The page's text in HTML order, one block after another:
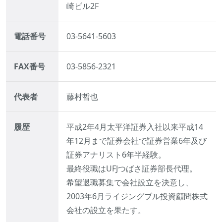
崎ビル2F
電話番号 03-5641-5603
FAX番号 03-5856-2321
代表者 藤村哲也
履歴
平成2年4月太平洋証券入社以来平成14
年12月まで証券会社で証券営業6年及び
証券アナリスト6年半経験。
最終役職はUFJつばさ証券部長代理。
希望退職募集で会社設立を決意し、
2003年6月ライジングブル投資顧問株式
会社の設立を果たす。